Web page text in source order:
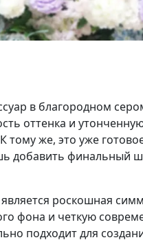
в благородном
оттенка и
тому же, это уже
добавить финальный
роскошная
фона и четкую
подходит для